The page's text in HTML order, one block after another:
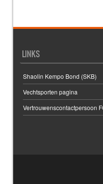
LINKS
Shaolin Kempo Bond (SKB)
Vechtsporten pagina
Vertrouwenscontactpersoon